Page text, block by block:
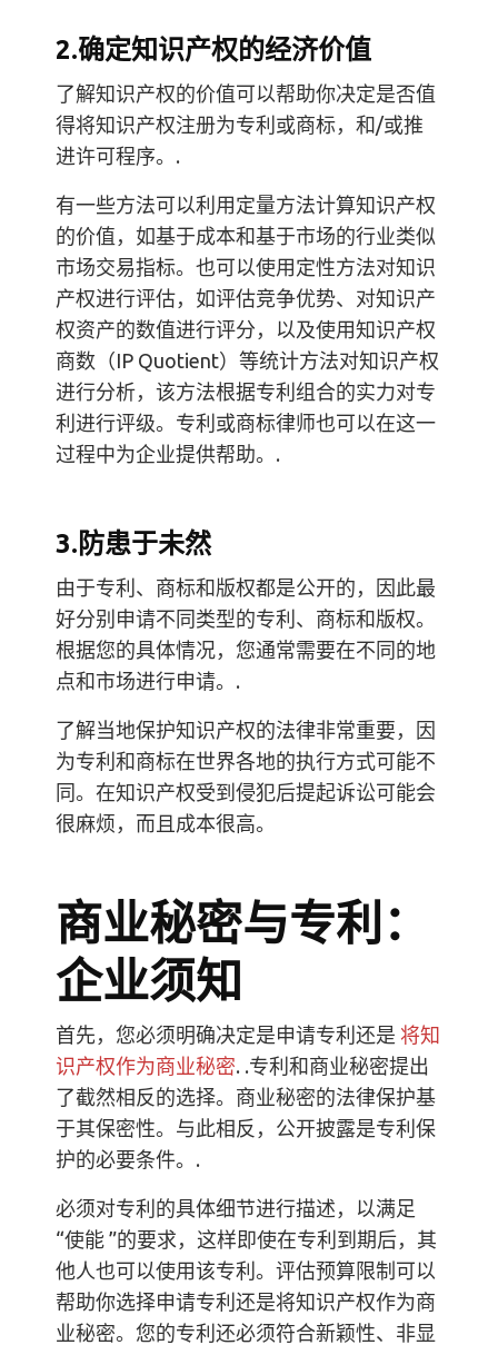
2.确定知识产权的经济价值
了解知识产权的价值可以帮助你决定是否值
得将知识产权注册为专利或商标，和/或推
进许可程序。.
有一些方法可以利用定量方法计算知识产权
的价值，如基于成本和基于市场的行业类似
市场交易指标。也可以使用定性方法对知识
产权进行评估，如评估竞争优势、对知识产
权资产的数值进行评分，以及使用知识产权
商数（IP Quotient）等统计方法对知识产权
进行分析，该方法根据专利组合的实力对专
利进行评级。专利或商标律师也可以在这一
过程中为企业提供帮助。.
3.防患于未然
由于专利、商标和版权都是公开的，因此最
好分别申请不同类型的专利、商标和版权。
根据您的具体情况，您通常需要在不同的地
点和市场进行申请。.
了解当地保护知识产权的法律非常重要，因
为专利和商标在世界各地的执行方式可能不
同。在知识产权受到侵犯后提起诉讼可能会
很麻烦，而且成本很高。
商业秘密与专利：
企业须知
首先，您必须明确决定是申请专利还是 将知
识产权作为商业秘密. .专利和商业秘密提出
了截然相反的选择。商业秘密的法律保护基
于其保密性。与此相反，公开披露是专利保
护的必要条件。.
必须对专利的具体细节进行描述，以满足
“使能 ”的要求，这样即使在专利到期后，其
他人也可以使用该专利。评估预算限制可以
帮助你选择申请专利还是将知识产权作为商
业秘密。您的专利还必须符合新颖性、非显